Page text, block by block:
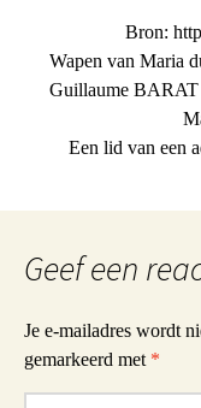
Bron:
Wapen van Maria
Guillaume BARAT
Een lid van een
Geef een
Je e-mailadres wordt
gemarkeerd met *